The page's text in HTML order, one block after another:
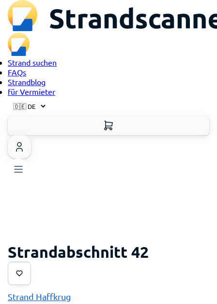
Strand suchen
FAQs
Strandblog
für Vermieter
Strandabschnitt 42
Strand Haffkrug